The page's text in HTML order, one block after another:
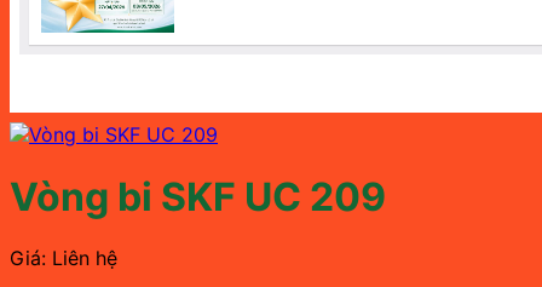
Vòng bi SKF UC 209
Giá: Liên hệ